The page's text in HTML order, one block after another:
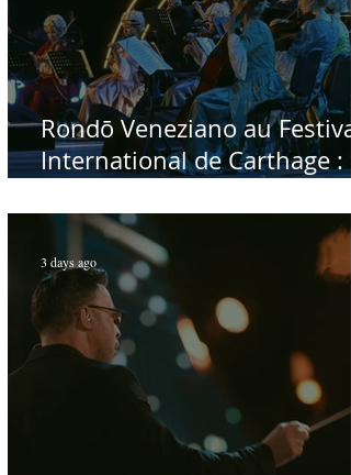
Rondō Veneziano au Festival
International de Carthage :
public tunisien
3 days ago